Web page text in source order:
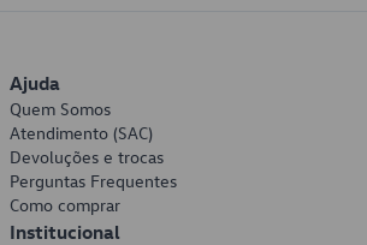
Ajuda
Quem Somos
Atendimento (SAC)
Devoluções e trocas
Perguntas Frequentes
Como comprar
Institucional